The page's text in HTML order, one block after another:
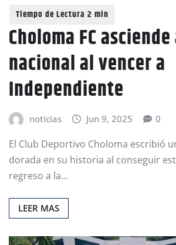
Choloma FC
nacional al vencer a
Independiente
noticias Jun 9, 2025 0
El Club Deportivo Choloma escribió
dorada en su historia al conseguir
regreso a la…
LEER MAS